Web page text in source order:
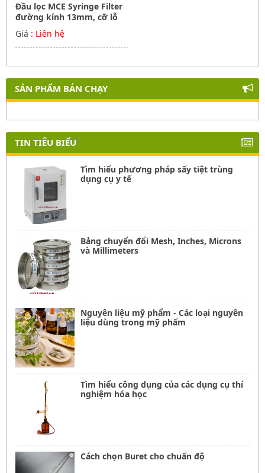
Đầu lọc MCE Syringe Filter
đường kính 13mm, cỡ lỗ
0.45um, ALWSCI C0001240
Giá : Liên hệ
SẢN PHẨM BÁN CHẠY
TIN TIÊU BIỂU
Tìm hiểu phương pháp sấy tiệt trùng
dụng cụ y tế
Bảng chuyển đổi Mesh, Inches, Microns
và Millimeters
Nguyên liệu mỹ phẩm - Các loại nguyên
liệu dùng trong mỹ phẩm
Tìm hiểu công dụng của các dụng cụ thí
nghiệm hóa học
Cách chọn Buret cho chuẩn độ